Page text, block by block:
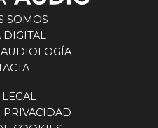
SOMOS
DIGITAL
PRIVACIDAD